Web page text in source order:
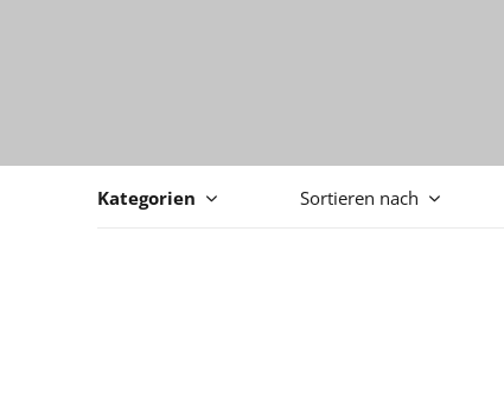
Kategorien Sortieren nach